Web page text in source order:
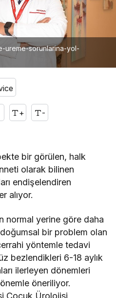
ureme-sorunlarina-yol-
+ -
bir görülen, halk
olarak bilinen
endişelendiren
alıyor.
normal yerine göre daha
bir problem olan
yöntemle tedavi
bezlendikleri 6-18 aylık
ilerleyen dönemleri
öneriliyor.
Çocuk Ürolojisi